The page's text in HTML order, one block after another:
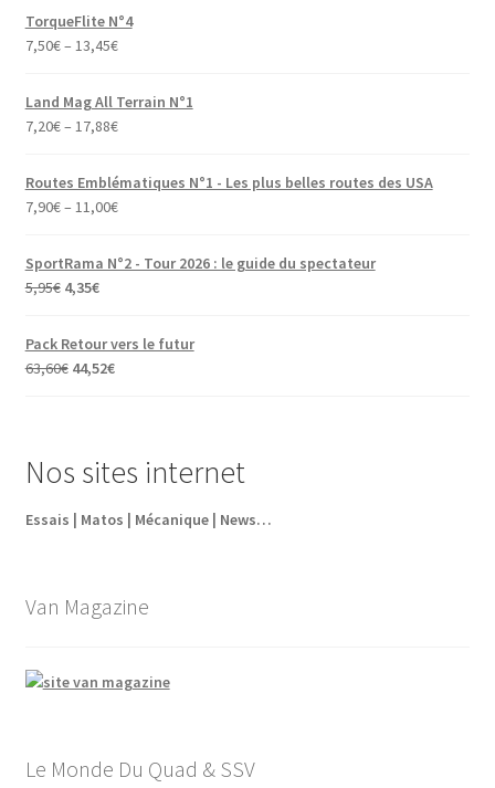
TorqueFlite N°4
7,50€– 13,45€
Land Mag All Terrain N°1
7,20€– 17,88€
Routes Emblématiques N°1 - Les plus belles routes des USA
7,90€– 11,00€
SportRama N°2 - Tour 2026 : le guide du spectateur
5,95€ Le
initial
était :
4,35€Le
est :
Pack Retour vers le futur
63,60€ Le
63,60€.
44,52€Le
44,52€.
Nos sites internet
Essais | Matos | Mécanique | News…
Van Magazine
Le Monde Du Quad & SSV